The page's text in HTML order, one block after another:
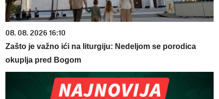
08. 08. 2026 16:10
Zašto je važno ići na liturgiju: Nedeljom se porodica
okuplja pred Bogom